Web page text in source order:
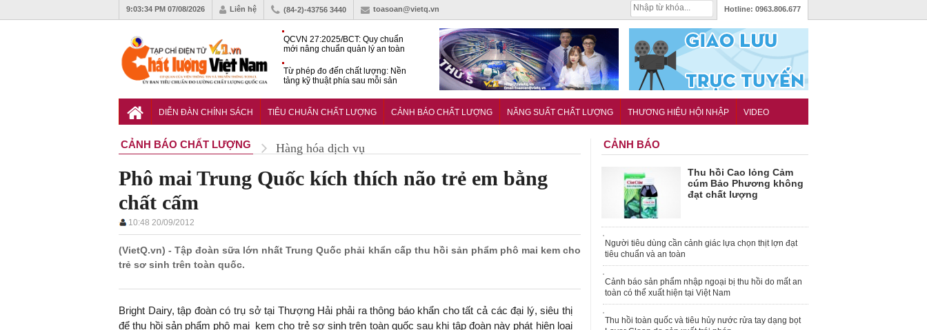
9:03:35 PM 07/08/2026 Liên hệ (84-2)-43756 3440 toasoan@vietq.vn Hotline: 0963.806.677
QCVN 27:2025/BCT: Quy chuẩn
mới nâng chuẩn quản lý an toàn
Từ phép đo đến chất lượng: Nền
tảng kỹ thuật phía sau mỗi sản
của quy hoạch đô thị tri thức tại
DIỄN ĐÀN CHÍNH SÁCH TIÊU CHUẨN CHẤT LƯỢNG CẢNH BÁO CHẤT LƯỢNG NĂNG SUẤT CHẤT LƯỢNG THƯƠNG HIỆU HỘI NHẬP VIDEO
CẢNH BÁO CHẤT LƯỢNG Hàng hóa dịch vụ
Phô mai Trung Quốc kích thích não trẻ em bằng
chất cấm
10:48 20/09/2012
(VietQ.vn) - Tập đoàn sữa lớn nhất Trung Quốc phải khẩn cấp thu hồi sản phẩm phô mai kem cho
trẻ sơ sinh trên toàn quốc.
Bright Dairy, tập đoàn có trụ sở tại Thượng Hải phải ra thông báo khẩn cho tất cả các đại lý, siêu thị
để thu hồi sản phẩm phô mai kem cho trẻ sơ sinh trên toàn quốc sau khi tập đoàn này phát hiện loại
CẢNH BÁO
Thu hồi Cao lỏng Cảm
cúm Bảo Phương không
đạt chất lượng
Người tiêu dùng cần cảnh giác lựa chọn thịt lợn đạt
tiêu chuẩn và an toàn
Cảnh báo sản phẩm nhập ngoại bị thu hồi do mất an
toàn có thể xuất hiện tại Việt Nam
Thu hồi toàn quốc và tiêu hủy nước rửa tay dạng bọt